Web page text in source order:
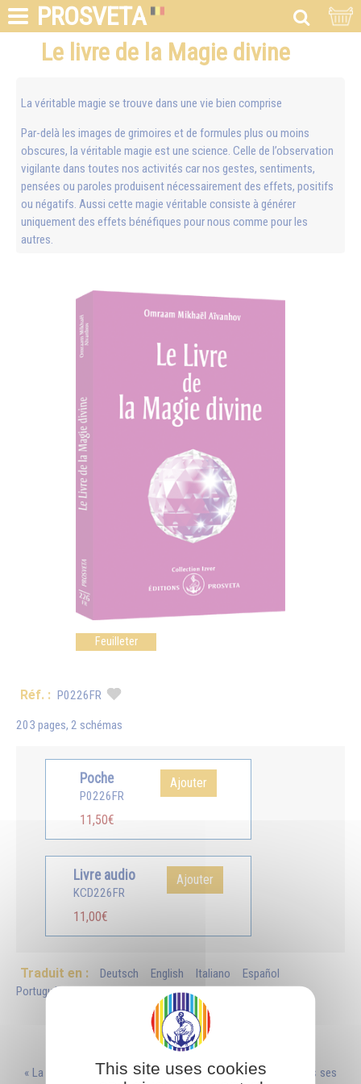
PROSVETA
Le livre de la Magie divine
La véritable magie se trouve dans une vie bien comprise
Par-delà les images de grimoires et de formules plus ou moins
obscures, la véritable magie est une science. Celle de l’observation
vigilante dans toutes nos activités car nos gestes, sentiments,
pensées ou paroles produisent nécessairement des effets, positifs
ou négatifs. Aussi cette magie véritable consiste à générer
uniquement des effets bénéfiques pour nous comme pour les
autres.
Feuilleter
Réf. : P0226FR
203 pages, 2 schémas
Poche
P0226FR
11,50€
Ajouter
Livre audio
KCD226FR
11,00€
Ajouter
Traduit en : Deutsch English Italiano
Español
Português
Românã
Extrait
« La véritable magie, la magie divine, consiste à utiliser toutes ses
This site uses cookies